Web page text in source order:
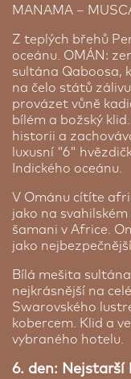
MANAMA –
Z teplých břehů
oceánu. OMÁN:
sultána Qaboosa,
na čelo států
provázet vůně
bílém a božský
historii a
luxusní "6"
Indického oceánu.
V Ománu cítíte
jako na
šamani v Africe.
jako
Bílá mešita
nejkrásnější na
Swarovského
kobercem. Klid a
vybraného hotelu.
6. den: Nejstarší